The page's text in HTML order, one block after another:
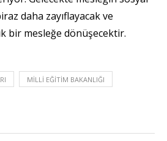
daha zayıflayacak ve
bir mesleğe dönüşecektir.
MILLI EĞITIM BAKANLIĞI